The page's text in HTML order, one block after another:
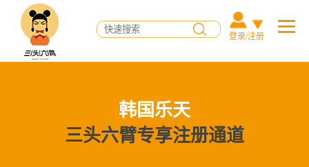
登录/注册
韩国乐天
三头六臂专享注册通道